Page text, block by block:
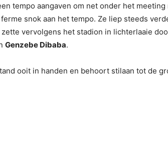
tempo aangaven om net onder het meeting
snok aan het tempo. Ze liep steeds
vervolgens het stadion in lichterlaaie
Genzebe Dibaba.
ooit in handen en behoort stilaan tot de